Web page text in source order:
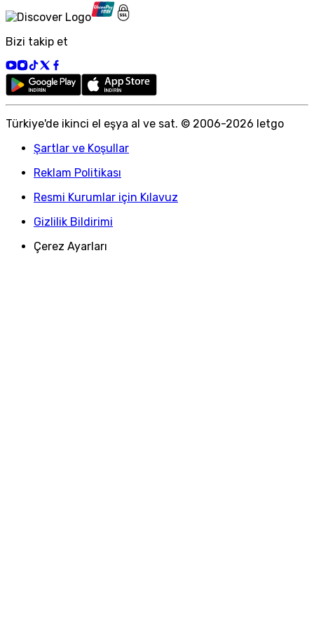
Bizi takip et
Türkiye'de ikinci el eşya al ve sat. © 2006-2026 letgo
Şartlar ve Koşullar
Reklam Politikası
Resmi Kurumlar için Kılavuz
Gizlilik Bildirimi
Çerez Ayarları